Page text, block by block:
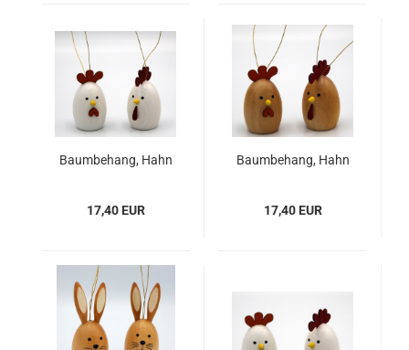
Baumbehang, Hahn
17,40 EUR
Baumbehang, Hahn
17,40 EUR